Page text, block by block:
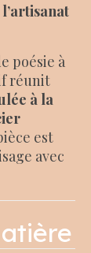
poésie à
réunit
à la
est
avec